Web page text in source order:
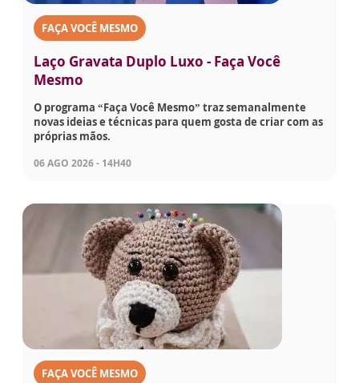
FAÇA VOCÊ MESMO
Laço Gravata Duplo Luxo - Faça Você
Mesmo
O programa “Faça Você Mesmo” traz semanalmente
novas ideias e técnicas para quem gosta de criar com as
próprias mãos.
06 AGO 2026 - 14H40
FAÇA VOCÊ MESMO